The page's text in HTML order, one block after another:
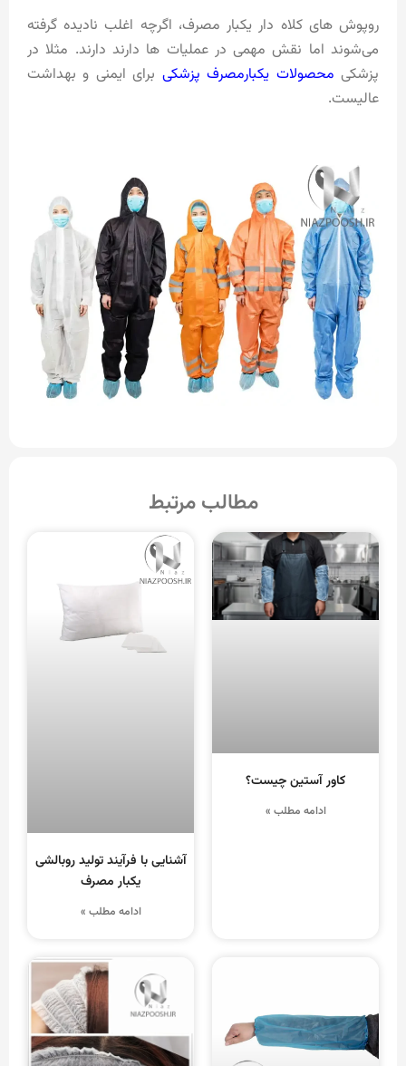
روپوش‌ های کلاه دار یکبار مصرف، اگرچه اغلب نادیده گرفته
می‌شوند اما نقش مهمی در عملیات ها دارند دارند. مثلا در
پزشکی محصولات یکبارمصرف پزشکی برای ایمنی و بهداشت
عالیست.
مطالب مرتبط
کاور آستین چیست؟
ادامه مطلب »
آشنایی با فرآیند تولید روبالشی
یکبار مصرف
ادامه مطلب »